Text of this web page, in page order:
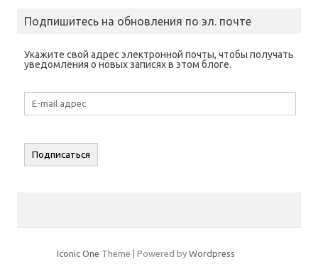
Подпишитесь на обновления по эл. почте
Укажите свой адрес электронной почты, чтобы получать
уведомления о новых записях в этом блоге.
E-
mail
адрес
Подписаться
Iconic One Theme | Powered by Wordpress